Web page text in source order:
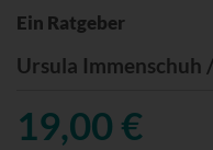
Ein Ratgeber
Ursula Immenschuh
19,00 €